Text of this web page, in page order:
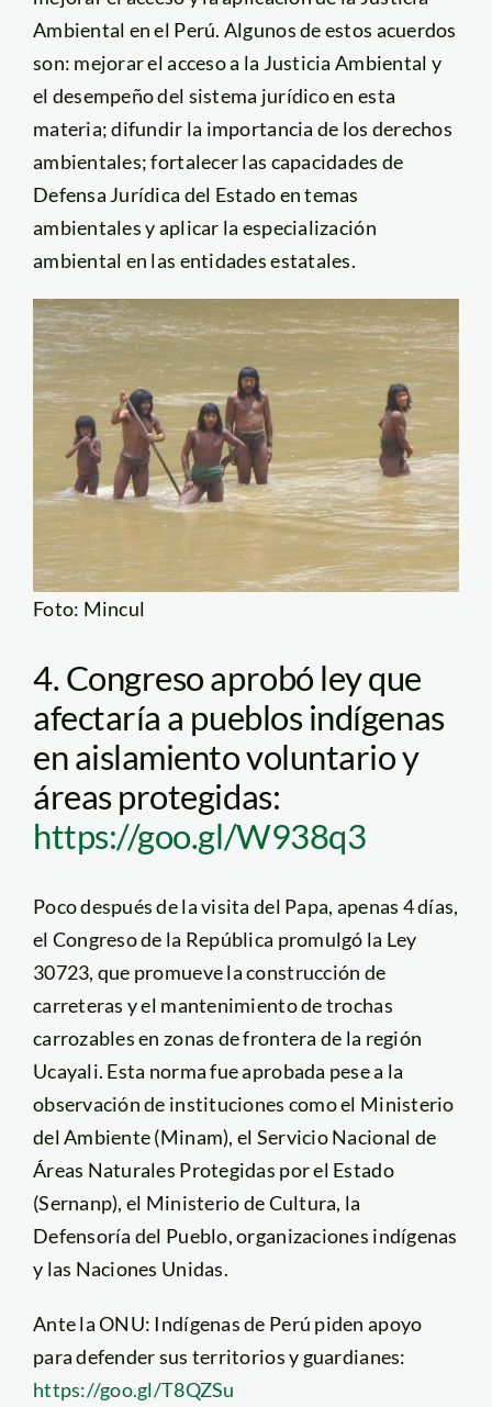
Ambiental en el Perú. Algunos de estos acuerdos
son: mejorar el acceso a la Justicia Ambiental y
el desempeño del sistema jurídico en esta
materia; difundir la importancia de los derechos
ambientales; fortalecer las capacidades de
Defensa Jurídica del Estado en temas
ambientales y aplicar la especialización
ambiental en las entidades estatales.
Foto: Mincul
4. Congreso aprobó ley que
afectaría a pueblos indígenas
en aislamiento voluntario y
áreas protegidas:
https://goo.gl/W938q3
Poco después de la visita del Papa, apenas 4 días,
el Congreso de la República promulgó la Ley
30723, que promueve la construcción de
carreteras y el mantenimiento de trochas
carrozables en zonas de frontera de la región
Ucayali. Esta norma fue aprobada pese a la
observación de instituciones como el Ministerio
del Ambiente (Minam), el Servicio Nacional de
Áreas Naturales Protegidas por el Estado
(Sernanp), el Ministerio de Cultura, la
Defensoría del Pueblo, organizaciones indígenas
y las Naciones Unidas.
Ante la ONU: Indígenas de Perú piden apoyo
para defender sus territorios y guardianes:
https://goo.gl/T8QZSu